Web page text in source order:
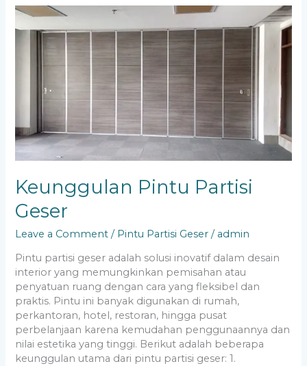
Keunggulan Pintu Partisi
Geser
Leave a Comment / Pintu Partisi Geser / admin
Pintu partisi geser adalah solusi inovatif dalam desain
interior yang memungkinkan pemisahan atau
penyatuan ruang dengan cara yang fleksibel dan
praktis. Pintu ini banyak digunakan di rumah,
perkantoran, hotel, restoran, hingga pusat
perbelanjaan karena kemudahan penggunaannya dan
nilai estetika yang tinggi. Berikut adalah beberapa
keunggulan utama dari pintu partisi geser: 1.
Keunggulan
Pintu
Partisi